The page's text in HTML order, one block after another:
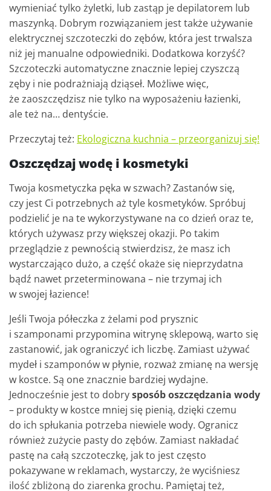
wymieniać tylko żyletki, lub zastąp je depilatorem lub
maszynką. Dobrym rozwiązaniem jest także używanie
elektrycznej szczoteczki do zębów, która jest trwalsza
niż jej manualne odpowiedniki. Dodatkowa korzyść?
Szczoteczki automatyczne znacznie lepiej czyszczą
zęby i nie podrażniają dziąseł. Możliwe więc,
że zaoszczędzisz nie tylko na wyposażeniu łazienki,
ale też na… dentyście.
Przeczytaj też: Ekologiczna kuchnia – przeorganizuj się!
Oszczędzaj wodę i kosmetyki
Twoja kosmetyczka pęka w szwach? Zastanów się,
czy jest Ci potrzebnych aż tyle kosmetyków. Spróbuj
podzielić je na te wykorzystywane na co dzień oraz te,
których używasz przy większej okazji. Po takim
przeglądzie z pewnością stwierdzisz, że masz ich
wystarczająco dużo, a część okaże się nieprzydatna
bądź nawet przeterminowana – nie trzymaj ich
w swojej łazience!
Jeśli Twoja półeczka z żelami pod prysznic
i szamponami przypomina witrynę sklepową, warto się
zastanowić, jak ograniczyć ich liczbę. Zamiast używać
mydeł i szamponów w płynie, rozważ zmianę na wersję
w kostce. Są one znacznie bardziej wydajne.
Jednocześnie jest to dobrysposób oszczędzania wody
– produkty w kostce mniej się pienią, dzięki czemu
do ich spłukania potrzeba niewiele wody. Ogranicz
również zużycie pasty do zębów. Zamiast nakładać
pastę na całą szczoteczkę, jak to jest często
pokazywane w reklamach, wystarczy, że wyciśniesz
ilość zbliżoną do ziarenka grochu. Pamiętaj też,